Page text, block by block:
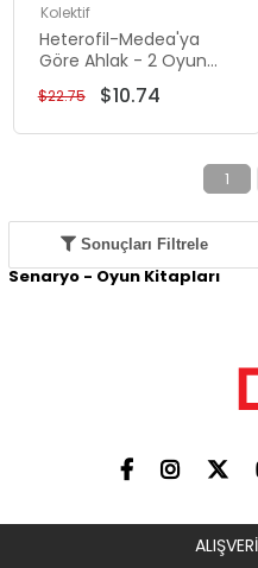
Kolektif
Heterofil-Medea'ya
Göre Ahlak - 2 Oyun
Bir Arada$10.74
$22.75
1
Sonuçları Filtrele
Senaryo - Oyun Kitapları